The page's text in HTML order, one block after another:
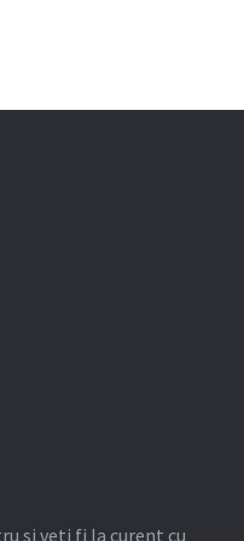
si veti fi la curent cu